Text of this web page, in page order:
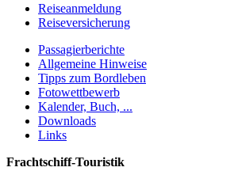
Reiseanmeldung
Reiseversicherung
Passagierberichte
Allgemeine Hinweise
Tipps zum Bordleben
Fotowettbewerb
Kalender, Buch, ...
Downloads
Links
Frachtschiff-Touristik